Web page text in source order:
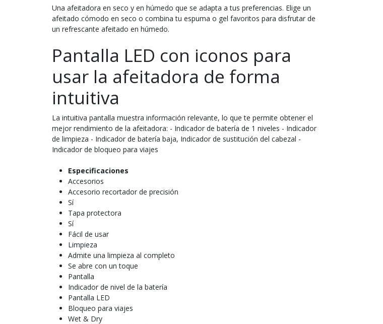
Una afeitadora en seco y en húmedo que se adapta a tus preferencias. Elige un
afeitado cómodo en seco o combina tu espuma o gel favoritos para disfrutar de
un refrescante afeitado en húmedo.
Pantalla LED con iconos para
usar la afeitadora de forma
intuitiva
La intuitiva pantalla muestra información relevante, lo que te permite obtener el
mejor rendimiento de la afeitadora: - Indicador de batería de 1 niveles - Indicador
de limpieza - Indicador de batería baja, Indicador de sustitución del cabezal -
Indicador de bloqueo para viajes
Especificaciones
Accesorios
Accesorio recortador de precisión
Sí
Tapa protectora
Sí
Fácil de usar
Limpieza
Admite una limpieza al completo
Se abre con un toque
Pantalla
Indicador de nivel de la batería
Pantalla LED
Bloqueo para viajes
Wet & Dry